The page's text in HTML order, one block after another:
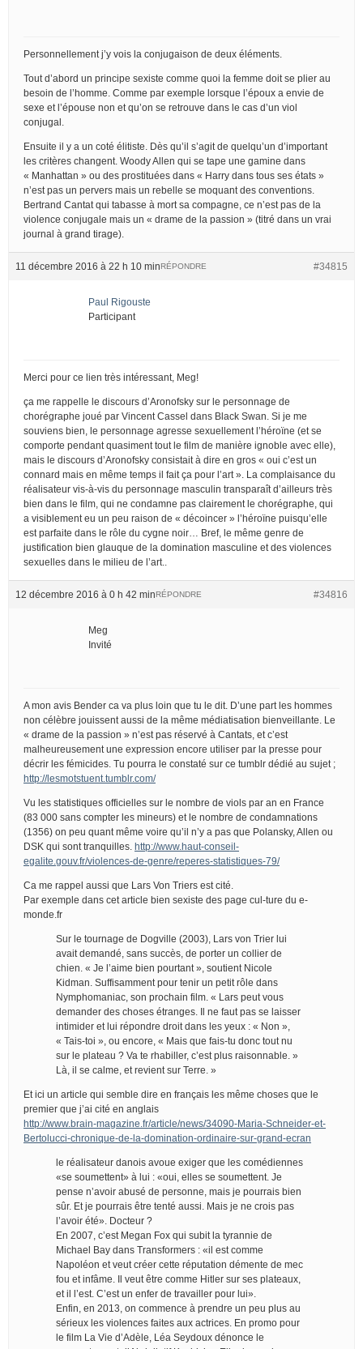
Personnellement j’y vois la conjugaison de deux éléments.
Tout d’abord un principe sexiste comme quoi la femme doit se plier au
besoin de l’homme. Comme par exemple lorsque l’époux a envie de
sexe et l’épouse non et qu’on se retrouve dans le cas d’un viol
conjugal.
Ensuite il y a un coté élitiste. Dès qu’il s’agit de quelqu’un d’important
les critères changent. Woody Allen qui se tape une gamine dans
« Manhattan » ou des prostituées dans « Harry dans tous ses états »
n’est pas un pervers mais un rebelle se moquant des conventions.
Bertrand Cantat qui tabasse à mort sa compagne, ce n’est pas de la
violence conjugale mais un « drame de la passion » (titré dans un vrai
journal à grand tirage).
11 décembre 2016 à 22 h 10 min #34815
RÉPONDRE
Paul Rigouste
Participant
Merci pour ce lien très intéressant, Meg!
ça me rappelle le discours d’Aronofsky sur le personnage de
chorégraphe joué par Vincent Cassel dans Black Swan. Si je me
souviens bien, le personnage agresse sexuellement l’héroïne (et se
comporte pendant quasiment tout le film de manière ignoble avec elle),
mais le discours d’Aronofsky consistait à dire en gros « oui c’est un
connard mais en même temps il fait ça pour l’art ». La complaisance du
réalisateur vis-à-vis du personnage masculin transparaît d’ailleurs très
bien dans le film, qui ne condamne pas clairement le chorégraphe, qui
a visiblement eu un peu raison de « décoincer » l’héroïne puisqu’elle
est parfaite dans le rôle du cygne noir… Bref, le même genre de
justification bien glauque de la domination masculine et des violences
sexuelles dans le milieu de l’art..
12 décembre 2016 à 0 h 42 min #34816
RÉPONDRE
Meg
Invité
A mon avis Bender ca va plus loin que tu le dit. D’une part les hommes
non célèbre jouissent aussi de la même médiatisation bienveillante. Le
« drame de la passion » n’est pas réservé à Cantats, et c’est
malheureusement une expression encore utiliser par la presse pour
décrir les fémicides. Tu pourra le constaté sur ce tumblr dédié au sujet ;
http://lesmotstuent.tumblr.com/
Vu les statistiques officielles sur le nombre de viols par an en France
(83 000 sans compter les mineurs) et le nombre de condamnations
(1356) on peu quant même voire qu’il n’y a pas que Polansky, Allen ou
DSK qui sont tranquilles. http://www.haut-conseil-
egalite.gouv.fr/violences-de-genre/reperes-statistiques-79/
Ca me rappel aussi que Lars Von Triers est cité.
Par exemple dans cet article bien sexiste des page cul-ture du e-
monde.fr
Sur le tournage de Dogville (2003), Lars von Trier lui
avait demandé, sans succès, de porter un collier de
chien. « Je l’aime bien pourtant », soutient Nicole
Kidman. Suffisamment pour tenir un petit rôle dans
Nymphomaniac, son prochain film. « Lars peut vous
demander des choses étranges. Il ne faut pas se laisser
intimider et lui répondre droit dans les yeux : « Non »,
« Tais-toi », ou encore, « Mais que fais-tu donc tout nu
sur le plateau ? Va te rhabiller, c’est plus raisonnable. »
Là, il se calme, et revient sur Terre. »
Et ici un article qui semble dire en français les même choses que le
premier que j’ai cité en anglais
http://www.brain-magazine.fr/article/news/34090-Maria-Schneider-et-
Bertolucci-chronique-de-la-domination-ordinaire-sur-grand-ecran
le réalisateur danois avoue exiger que les comédiennes
«se soumettent» à lui : «oui, elles se soumettent. Je
pense n’avoir abusé de personne, mais je pourrais bien
sûr. Et je pourrais être tenté aussi. Mais je ne crois pas
l’avoir été». Docteur ?
En 2007, c’est Megan Fox qui subit la tyrannie de
Michael Bay dans Transformers : «il est comme
Napoléon et veut créer cette réputation démente de mec
fou et infâme. Il veut être comme Hitler sur ses plateaux,
et il l’est. C’est un enfer de travailler pour lui».
Enfin, en 2013, on commence à prendre un peu plus au
sérieux les violences faites aux actrices. En promo pour
le film La Vie d’Adèle, Léa Seydoux dénonce le